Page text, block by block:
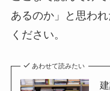
あるのか」と思わ
ください。
あわせて読みたい